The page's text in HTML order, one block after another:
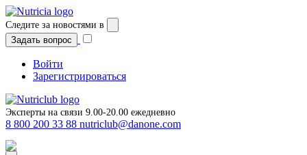
Перейти
к
содержимому
Следите за новостями в
Задать вопрос
Войти
Зарегистрироваться
Эксперты на связи 9.00-20.00 ежедневно
8 800 200 33 88 nutriclub@danone.com